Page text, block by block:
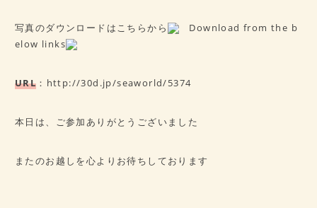
写真のダウンロードはこちらから
Download from the b
elow links
URL ： http://30d.jp/seaworld/5374
本日は、ご参加ありがとうございました
またのお越しを心よりお待ちしております